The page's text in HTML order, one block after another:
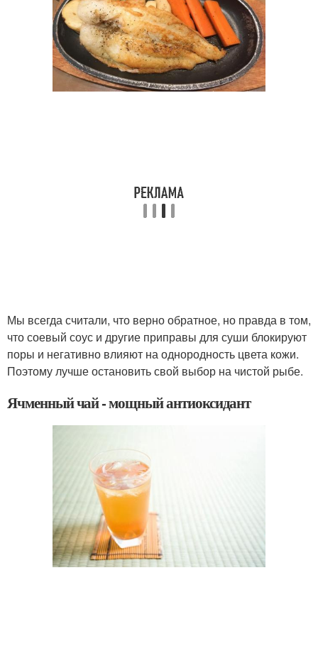
Мы всегда считали, что верно обратное, но правда в том,
что соевый соус и другие приправы для суши блокируют
поры и негативно влияют на однородность цвета кожи.
Поэтому лучше остановить свой выбор на чистой рыбе.
Ячменный чай - мощный антиоксидант